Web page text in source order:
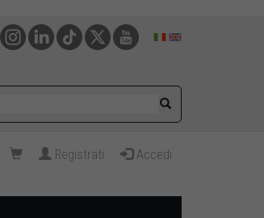
Registrati Accedi